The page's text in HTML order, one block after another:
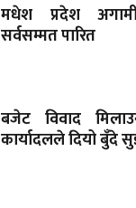
मधेश प्रदेश
सर्वसम्मत पारित
बजेट विवाद
कार्यादलले दियो बुँदे